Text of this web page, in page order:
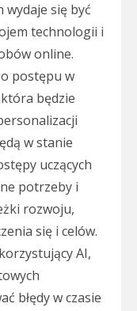
wydaje się być
technologii i
online.
postępu w
będzie
w stanie
uczących
potrzeby i
rozwoju,
się i celów.
AI,
błędy w czasie